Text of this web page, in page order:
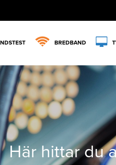
BREDBAND
Här hittar du